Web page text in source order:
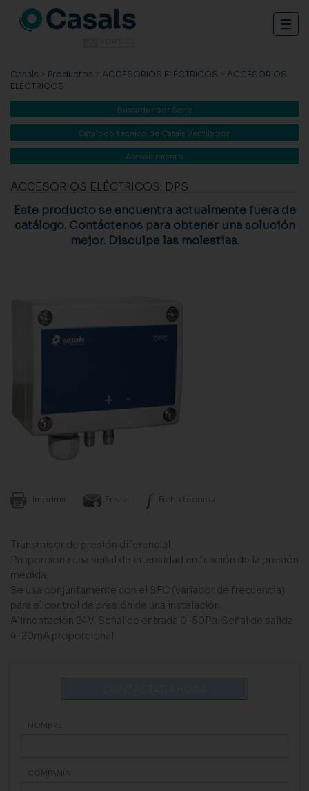
Casals > Productos > ACCESORIOS ELÉCTRICOS > ACCESORIOS
ELÉCTRICOS
Buscador por Serie
Catálogo técnico de Casals Ventilación
Asesoramiento
ACCESORIOS ELÉCTRICOS: DPS
Este producto se encuentra actualmente fuera de
catálogo. Contáctenos para obtener una solución
mejor. Disculpe las molestias.
Imprimir Enviar Ficha técnica
Transmisor de presión diferencial.
Proporciona una señal de intensidad en función de la presión
medida.
Se usa conjuntamente con el SFC (variador de frecuencia)
para el control de presión de una instalación.
Alimentación 24V. Señal de entrada 0-50Pa. Señal de salida
4-20mA proporcional.
NOMBRE
COMPANÍA